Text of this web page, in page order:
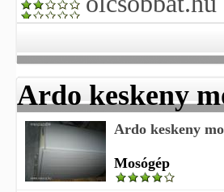
Ardo keskeny
Ardo keskeny
Mosógép